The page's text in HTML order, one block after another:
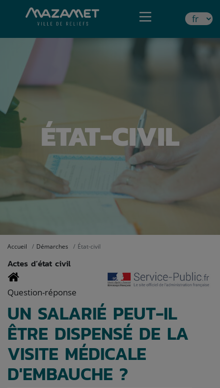
ÉTAT-CIVIL
Accueil Démarches État-civil
Actes d’état civil
Question-réponse
UN SALARIÉ PEUT-IL
ÊTRE DISPENSÉ DE LA
VISITE MÉDICALE
D'EMBAUCHE ?